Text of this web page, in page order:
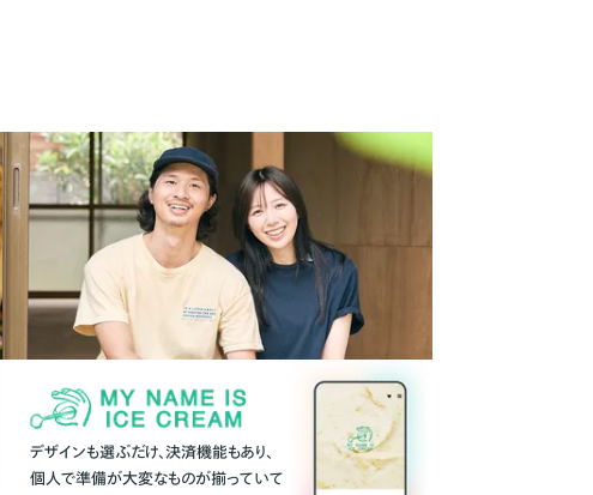
デザインも選ぶだけ、決済機能もあり、
個人で準備が大変なものが揃っていて